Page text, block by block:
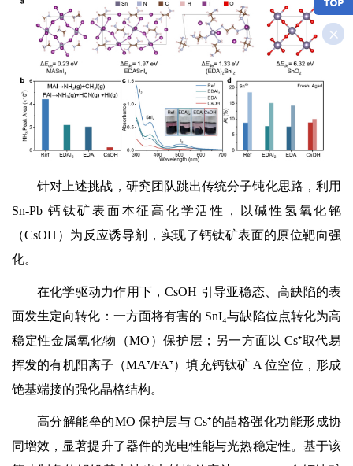
针对上述挑战，研究团队跳出传统分子钝化思路，利用
Sn-Pb 钙钛矿表面本征高化学活性，以碱性氢氧化铯
（CsOH）为反应诱导剂，实现了钙钛矿表面的原位靶向强
化。
在化学驱动力作用下，CsOH 引导亚稳态、高缺陷的表
面发生定向转化：一方面将有害的 SnI₄与缺陷位点转化为高
稳定性金属氧化物（MO）保护层；另一方面以 Cs⁺取代易
挥发的有机阳离子（MA⁺/FA⁺）填充钙钛矿 A 位空位，形成
铯基端接的强化晶格结构。
高分解能垒的MO 保护层与 Cs⁺的晶格强化功能形成协
同增效，显著提升了器件的光电性能与光热稳定性。基于该